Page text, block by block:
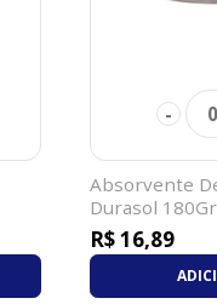
-
Absorvente
Durasol
R$ 16,89